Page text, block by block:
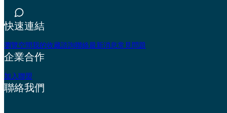
快速連結
瀏覽空間我的收藏諮詢聯絡最新消息常見問題
企業合作
加入聯盟
聯絡我們